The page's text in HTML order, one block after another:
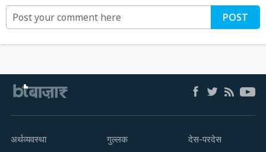
POST
अर्थव्यवस्था
गुल्लक
देस-परदेस